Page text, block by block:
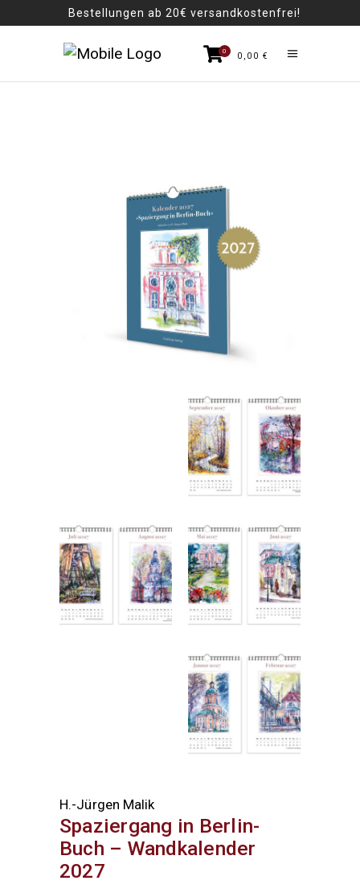
Bestellungen ab 20€ versandkostenfrei!
0
0,00 €
H.-Jürgen Malik
Spaziergang in Berlin-
Buch – Wandkalender
2027